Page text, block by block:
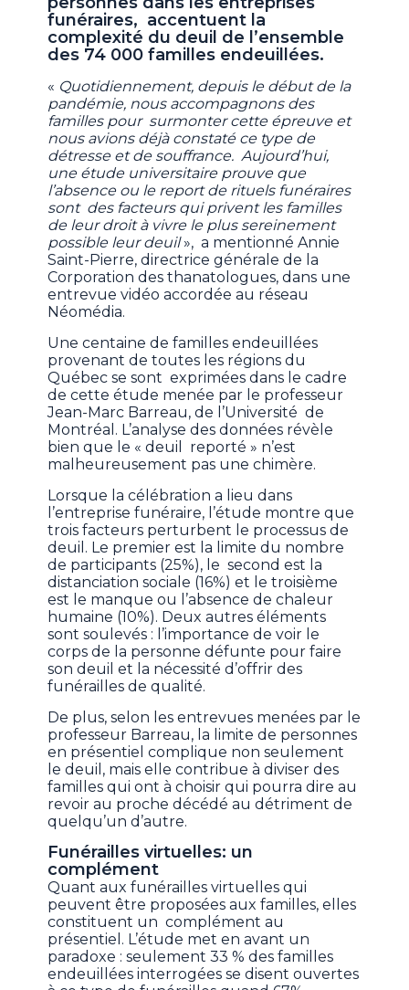
funéraires, accentuent la
complexité du deuil de l’ensemble
des 74 000 familles endeuillées.
« Quotidiennement, depuis le début de la
pandémie, nous accompagnons des
familles pour surmonter cette épreuve et
nous avions déjà constaté ce type de
détresse et de souffrance. Aujourd’hui,
une étude universitaire prouve que
l’absence ou le report de rituels funéraires
sont des facteurs qui privent les familles
de leur droit à vivre le plus sereinement
possible leur deuil», a mentionné Annie
Saint-Pierre, directrice générale de la
Corporation des thanatologues, dans une
entrevue vidéo accordée au réseau
Néomédia.
Une centaine de familles endeuillées
provenant de toutes les régions du
Québec se sont exprimées dans le cadre
de cette étude menée par le professeur
Jean-Marc Barreau, de l’Université de
Montréal. L’analyse des données révèle
bien que le « deuil reporté » n’est
malheureusement pas une chimère.
Lorsque la célébration a lieu dans
l’entreprise funéraire, l’étude montre que
trois facteurs perturbent le processus de
deuil. Le premier est la limite du nombre
de participants (25%), le second est la
distanciation sociale (16%) et le troisième
est le manque ou l’absence de chaleur
humaine (10%). Deux autres éléments
sont soulevés : l’importance de voir le
corps de la personne défunte pour faire
son deuil et la nécessité d’offrir des
funérailles de qualité.
De plus, selon les entrevues menées par le
professeur Barreau, la limite de personnes
en présentiel complique non seulement
le deuil, mais elle contribue à diviser des
familles qui ont à choisir qui pourra dire au
revoir au proche décédé au détriment de
quelqu’un d’autre.
Funérailles virtuelles: un
complément
Quant aux funérailles virtuelles qui
peuvent être proposées aux familles, elles
constituent un complément au
présentiel. L’étude met en avant un
paradoxe : seulement 33 % des familles
endeuillées interrogées se disent ouvertes